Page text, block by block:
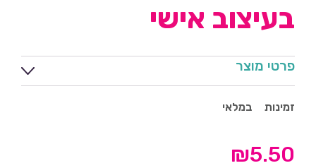
בעיצוב אישי
פרטי מוצר
זמינות במלאי
₪5.50